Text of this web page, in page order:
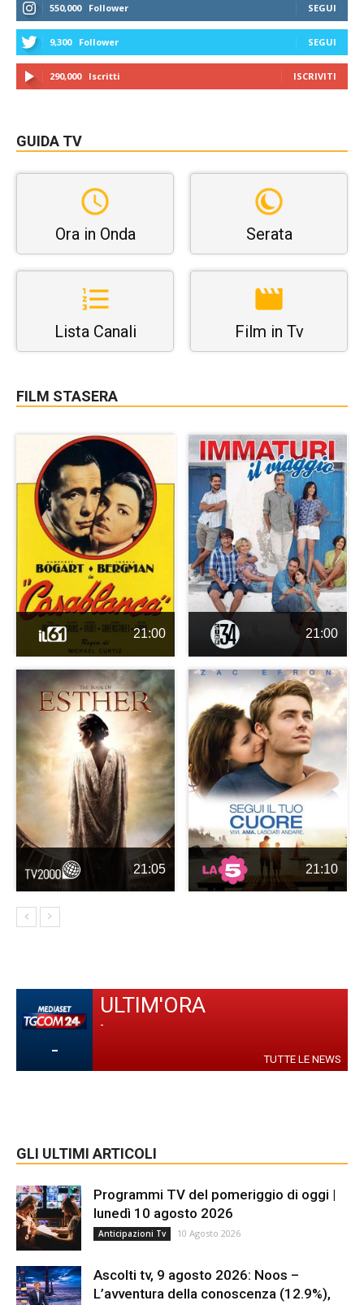
550,000 Follower SEGUI
9,300 Follower SEGUI
290,000 Iscritti ISCRIVITI
GUIDA TV
Ora in Onda Serata
Lista Canali Film in Tv
FILM STASERA
21:00 21:00
21:05 21:10
-
ULTIM'ORA
-
TUTTE LE NEWS
GLI ULTIMI ARTICOLI
Programmi TV del pomeriggio di oggi |
lunedì 10 agosto 2026
Anticipazioni Tv 10 Agosto 2026
Ascolti tv, 9 agosto 2026: Noos –
L’avventura della conoscenza (12.9%),